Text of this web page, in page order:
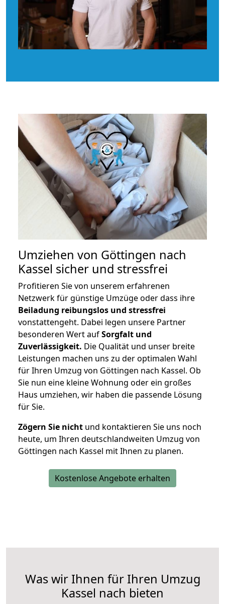
Umziehen von Göttingen nach
Kassel sicher und stressfrei
Profitieren Sie von unserem erfahrenen
Netzwerk für günstige Umzüge oder dass ihre
Beiladung reibungslos und stressfrei
vonstattengeht. Dabei legen unsere Partner
besonderen Wert aufSorgfalt und
Zuverlässigkeit. Die Qualität und unser breite
Leistungen machen uns zu der optimalen Wahl
für Ihren Umzug von Göttingen nach Kassel. Ob
Sie nun eine kleine Wohnung oder ein großes
Haus umziehen, wir haben die passende Lösung
für Sie.
Zögern Sie nicht und kontaktieren Sie uns noch
heute, um Ihren deutschlandweiten Umzug von
Göttingen nach Kassel mit Ihnen zu planen.
Kostenlose Angebote erhalten
Was wir Ihnen für Ihren Umzug
Kassel nach bieten